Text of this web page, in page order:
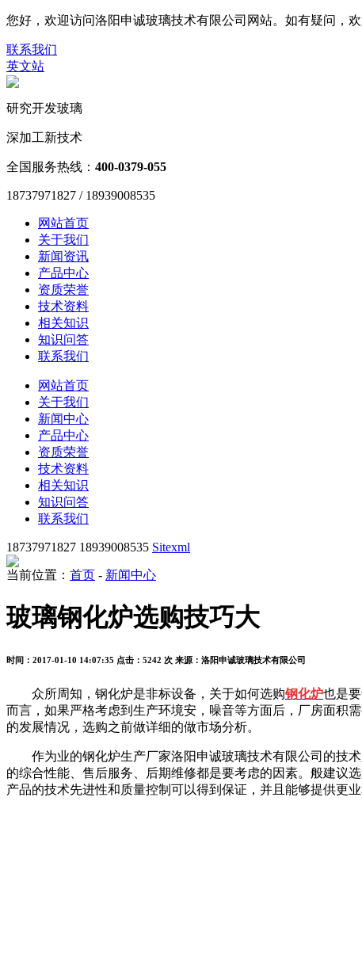
您好，欢迎访问洛阳申诚玻璃技术有限公司网站。如有疑问，欢
联系我们
英文站
研究开发玻璃
深加工新技术
全国服务热线： 400-0379-055
18737971827 / 18939008535
网站首页
关于我们
新闻资讯
产品中心
资质荣誉
技术资料
相关知识
知识问答
联系我们
网站首页
关于我们
新闻中心
产品中心
资质荣誉
技术资料
相关知识
知识问答
联系我们
18737971827 18939008535 Sitexml
当前位置： 首页 - 新闻中心
玻璃钢化炉选购技巧大
时间：2017-01-10 14:07:35 点击：5242 次 来源：洛阳申诚玻璃技术有限公司
众所周知，钢化炉是非标设备，关于如何选购钢化炉也是
而言，如果严格考虑到生产环境安，噪音等方面后，厂房面积
的发展情况，选购之前做详细的做市场分析。
作为业的钢化炉生产厂家洛阳申诚玻璃技术有限公司的技术
的综合性能、售后服务、后期维修都是要考虑的因素。般建议
产品的技术先进性和质量控制可以得到保证，并且能够提供更业